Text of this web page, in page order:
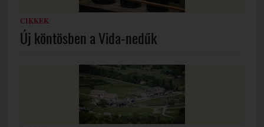
CIKKEK
Új köntösben a Vida-nedűk